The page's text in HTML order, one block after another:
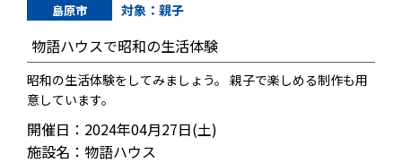
島原市 対象：親子
物語ハウスで昭和の生活体験
昭和の生活体験をしてみましょう。 親子で楽しめる制作も用
意しています。
開催日：2024年04月27日(土)
施設名：物語ハウス